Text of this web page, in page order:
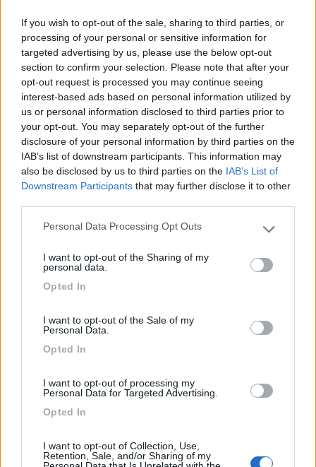
If you wish to opt-out of the sale, sharing to third parties, or
processing of your personal or sensitive information for
targeted advertising by us, please use the below opt-out
section to confirm your selection. Please note that after your
opt-out request is processed you may continue seeing
interest-based ads based on personal information utilized by
us or personal information disclosed to third parties prior to
your opt-out. You may separately opt-out of the further
disclosure of your personal information by third parties on the
IAB’s list of downstream participants. This information may
also be disclosed by us to third parties on the IAB’s List of
Downstream Participants that may further disclose it to other
Please note that this website/app uses one or more Google
not limited to your visit or usage behaviour. You may click to
grant or deny consent to Google and its third-party tags to
use your data for below specified purposes in below Google
Personal Data Processing Opt Outs
I want to opt-out of the Sharing of my
personal data.
Opted In
I want to opt-out of the Sale of my
Personal Data.
Opted In
I want to opt-out of processing my
Personal Data for Targeted Advertising.
Opted In
I want to opt-out of Collection, Use,
Retention, Sale, and/or Sharing of my
Area di sosta (AA)
Agri Quartuccio
9,8 9
Servizi / Posizione
Oricola (AQ) - 41km